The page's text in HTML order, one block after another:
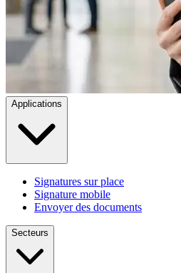
Applications
Signatures sur place
Signature mobile
Envoyer des documents
Secteurs